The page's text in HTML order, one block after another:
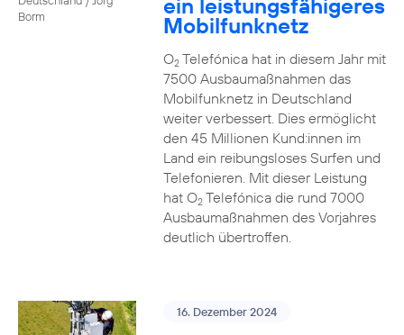
Borm
ein leistungsfähigeres
Mobilfunknetz
O2Telefónica hat in diesem Jahr mit
7500 Ausbaumaßnahmen das
Mobilfunknetz in Deutschland
weiter verbessert. Dies ermöglicht
den 45 Millionen Kund:innen im
Land ein reibungsloses Surfen und
Telefonieren. Mit dieser Leistung
hat O2Telefónica die rund 7000
Ausbaumaßnahmen des Vorjahres
deutlich übertroffen.
16. Dezember 2024